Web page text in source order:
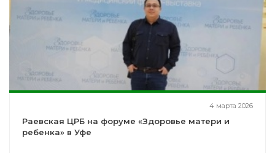
4 марта 2026
Раевская ЦРБ на форуме «Здоровье матери и
ребенка» в Уфе